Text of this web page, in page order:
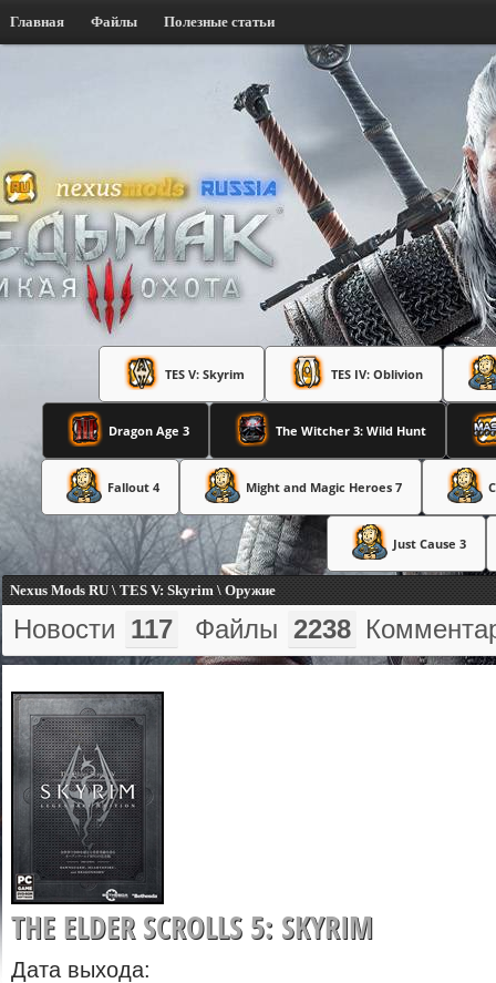
Главная Файлы Полезные статьи
TES V: Skyrim TES IV: Oblivion
Dragon Age 3 The Witcher 3: Wild Hunt
Fallout 4 Might and Magic Heroes 7
Just Cause 3
Nexus Mods RU \ TES V: Skyrim \ Оружие
Новости 117 Файлы 2238
THE ELDER SCROLLS 5: SKYRIM
Дата выхода: